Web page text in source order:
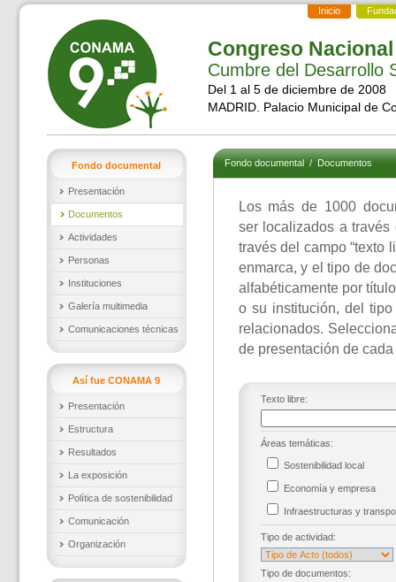
Inicio
Congreso
Cumbre del Desarrollo
Del 1 al 5 de diciembre de 2008
MADRID. Palacio Municipal de
Fondo documental
Presentación
Documentos
Actividades
Personas
Instituciones
Galería multimedia
Comunicaciones técnicas
Así fue CONAMA 9
Presentación
Estructura
Resultados
La exposición
Política de sostenibilidad
Comunicación
Organización
Fondo documental/Documentos
Los más de 1000
ser localizados a
través del campo “texto
enmarca, y el tipo de
alfabéticamente por
o su institución, del
relacionados.
de presentación de
Texto libre:
Áreas temáticas:
Sostenibilidad local
Economía y empresa
Infraestructuras y
Tipo de actividad:
Tipo de documentos: